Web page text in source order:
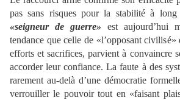
pas sans risques pour la stabilité à
«seigneur de guerre» est aujourd’hui
tendance que celle de «l’opposant
efforts et sacrifices, parvient à convaincre
accorder leur confiance. La faute à des
rarement au-delà d’une démocratie
verrouiller le pouvoir tout en «faisant